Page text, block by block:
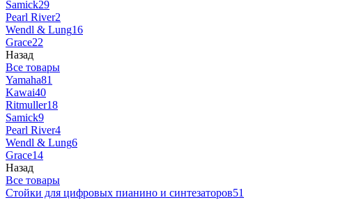
Samick29
Pearl River2
Wendl & Lung16
Grace22
Назад
Все товары
Yamaha81
Kawai40
Ritmuller18
Samick9
Pearl River4
Wendl & Lung6
Grace14
Назад
Все товары
Стойки для цифровых пианино и синтезаторов51